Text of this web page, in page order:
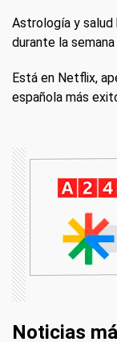
Astrología y
durante la
Está en Netflix,
española más
Noticias